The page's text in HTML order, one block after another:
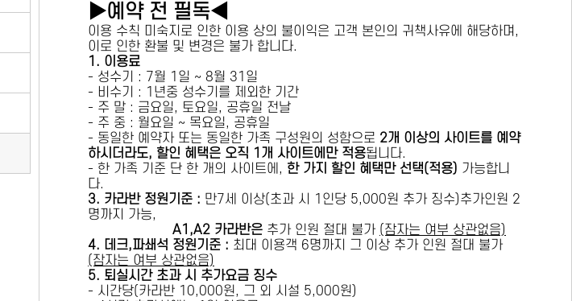
▶예약 전 필독◀
이용 수칙 미숙지로 인한 이용 상의 불이익은 고객 본인의 귀책사유에 해당하며,
이로 인한 환불 및 변경은 불가 합니다.
1. 이용료
- 성수기 : 7월 1일 ~ 8월 31일
- 비수기 : 1년중 성수기를 제외한 기간
- 주 말 : 금요일, 토요일, 공휴일 전날
- 주 중 : 월요일 ~ 목요일, 공휴일
- 동일한 예약자 또는 동일한 가족 구성원의 성함으로 2개 이상의 사이트를 예약
하시더라도, 할인 혜택은 오직 1개 사이트에만 적용됩니다.
- 한 가족 기준 단 한 개의 사이트에, 한 가지 할인 혜택만 선택(적용) 가능합니
다.
3. 카라반 정원기준 : 만7세 이상(초과 시 1인당 5,000원 추가 징수)추가인원 2
명까지 가능,
A1,A2 카라반은 추가 인원 절대 불가 (잠자는 여부 상관없음)
4. 데크,파쇄석 정원기준 : ​최대 이용객 6명까지 그 이상 추가 인원 절대 불가
(잠자는 여부 상관없음)
5. 퇴실시간 초과 시 추가요금 징수
- 시간당(카라반 10,000원, 그 외 시설 5,000원)